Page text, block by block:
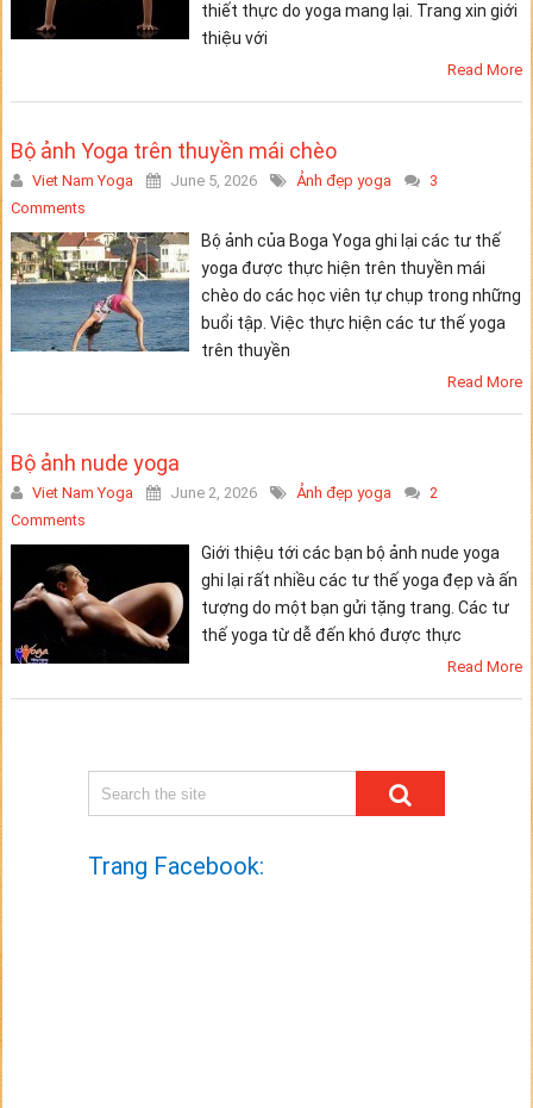
thiết thực do yoga mang lại. Trang xin giới
thiệu với
Read More
Bộ ảnh Yoga trên thuyền mái chèo
Viet Nam Yoga June 5, 2026 Ảnh đẹp yoga
3
Comments
Bộ ảnh của Boga Yoga ghi lại các tư thế
yoga được thực hiện trên thuyền mái
chèo do các học viên tự chụp trong những
buổi tập. Việc thực hiện các tư thế yoga
trên thuyền
Read More
Bộ ảnh nude yoga
Viet Nam Yoga June 2, 2026 Ảnh đẹp yoga
2
Comments
Giới thiệu tới các bạn bộ ảnh nude yoga
ghi lại rất nhiều các tư thế yoga đẹp và ấn
tượng do một bạn gửi tặng trang. Các tư
thế yoga từ dễ đến khó được thực
Read More
Trang Facebook: